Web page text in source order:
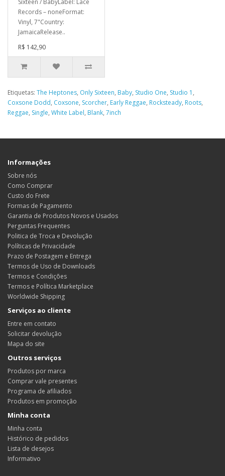
Sixteen / BabyLabel: Lace
Records – noneFormat:
Vinyl, 7"Country:
JamaicaRelease..
R$ 142,90
Etiquetas: The Heptones, Only Sixteen, Baby, Studio One, Studio 1 ,
Coxsone Dodd, Coxsone, Scorcher, Early Reggae, Rocksteady, Roots,
Reggae, Single, White Label, Blank, 7inch
Informações
Sobre nós
Como Comprar
Custo do Frete
Formas de Pagamento
Garantia de Produtos Novos e Usados
Perguntas Frequentes
Politica de Troca e Devolução
Políticas de Privacidade
Prazo de Postagem e Entrega
Termos de Uso de Downloads
Termos e Condições
Termos e Política Marketplace
Worldwide Shipping
Serviços ao cliente
Entre em contato
Solicitar devolução
Mapa do site
Outros serviços
Produtos por marca
Comprar vale presentes
Programa de afiliados
Produtos em promoção
Minha conta
Minha conta
Histórico de pedidos
Lista de desejos
Informativo